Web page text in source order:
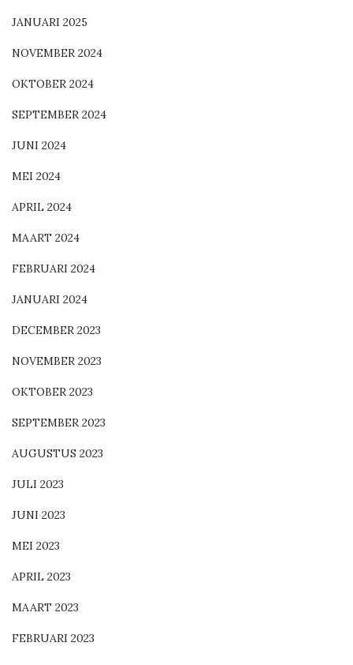
JANUARI 2025
NOVEMBER 2024
OKTOBER 2024
SEPTEMBER 2024
JUNI 2024
MEI 2024
APRIL 2024
MAART 2024
FEBRUARI 2024
JANUARI 2024
DECEMBER 2023
NOVEMBER 2023
OKTOBER 2023
SEPTEMBER 2023
AUGUSTUS 2023
JULI 2023
JUNI 2023
MEI 2023
APRIL 2023
MAART 2023
FEBRUARI 2023